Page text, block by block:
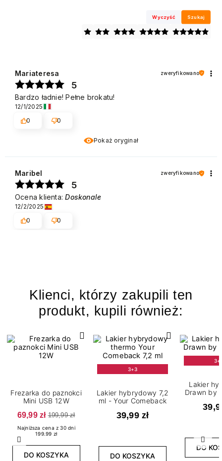
Wyczyść Szukaj
Pokaż oryginał
Mariateresa zweryfikowano
5
Bardzo ładnie! Pełne brokatu!
12/1/2025
0
0
Maribel zweryfikowano
5
Ocena klienta:Doskonale
12/2/2025
0
0
Klienci, którzy zakupili ten
produkt, kupili również:
Poprzedni
Frezarka do paznokci
Mini USB 12W
69,99 zł 199,99 zł
Najniższa cena z 30 dni
199.99 zł
DO KOSZYKA
3+3
Lakier hybrydowy 7,2
ml - Your Comeback
39,99 zł
DO KOSZYKA
Lakier
Drawn by
DO